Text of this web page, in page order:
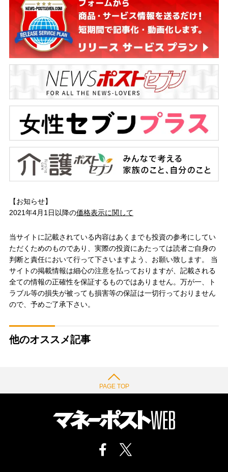
【お知らせ】
2021年4月1日以降の価格表示に関して
当サイトに記載されている内容はあくまでも投資の参考にしてい
ただくためのものであり、実際の投資にあたっては読者ご自身の
判断と責任において行って下さいますよう、お願い致します。 当
サイトの掲載情報は細心の注意を払っておりますが、記載される
全ての情報の正確性を保証するものではありません。万が一、ト
ラブル等の損失が被っても損害等の保証は一切行っておりません
ので、予めご了承下さい。
他のオススメ記事
PAGE TOP